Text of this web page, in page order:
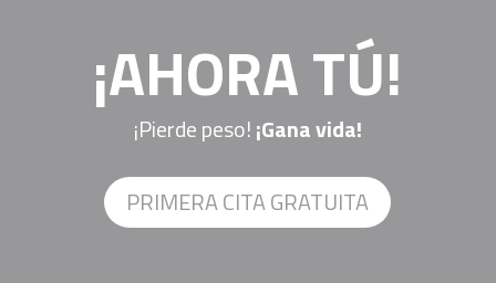
¡AHORA TÚ!
¡Pierde peso!¡Gana vida!
PRIMERA CITA GRATUITA